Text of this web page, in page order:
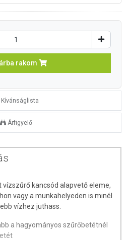
rakom
Kívánságlista
Árfigyelő
kancsód alapvető eleme,
vagy a munkahelyeden is minél
vízhez juthass.
a hagyományos szűrőbetétnél